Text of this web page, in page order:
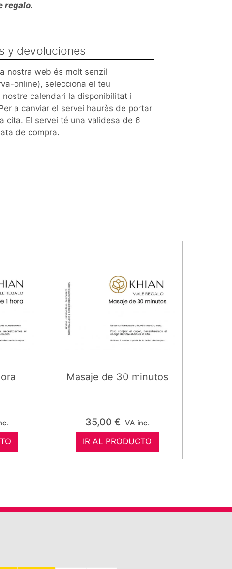
regalo.
y devoluciones
nostra web és molt senzill
online), selecciona el teu
calendari la disponibilitat i
a canviar el servei hauràs de portar
cita. El servei té una validesa de 6
de compra.
Masaje de 30 minutos
35,00 € IVA inc.
IR AL PRODUCTO